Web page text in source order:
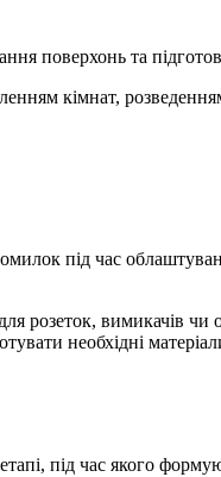
поверхонь та
кімнат,
під час
розеток, вимикачів
необхідні
під час якого